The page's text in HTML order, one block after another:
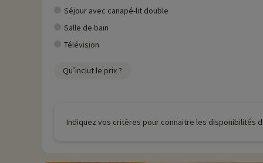
Séjour avec canapé-lit double
Salle de bain
Télévision
Qu’inclut le prix ?
Indiquez vos critères pour connaitre les disponibilités